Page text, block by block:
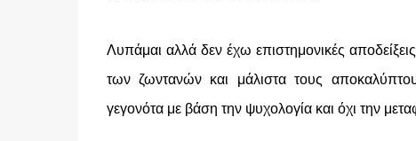
Λυπάμαι αλλά δεν έχω επιστημονικές
των ζωντανών και μάλιστα τους
γεγονότα με βάση την ψυχολογία και όχι την